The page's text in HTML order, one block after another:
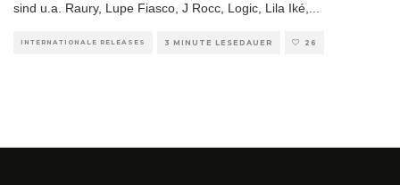
sind u.a. Raury, Lupe Fiasco, J Rocc, Logic, Lila Iké,...
INTERNATIONALE RELEASES 3 MINUTE LESEDAUER 26